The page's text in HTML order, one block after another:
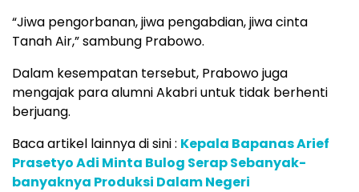
“Jiwa pengorbanan, jiwa pengabdian, jiwa cinta
Tanah Air,” sambung Prabowo.
Dalam kesempatan tersebut, Prabowo juga
mengajak para alumni Akabri untuk tidak berhenti
berjuang.
Baca artikel lainnya di sini : Kepala Bapanas Arief
Prasetyo Adi Minta Bulog Serap Sebanyak-
banyaknya Produksi Dalam Negeri